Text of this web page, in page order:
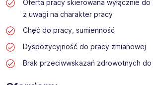
Oferta pracy skierowana wyłącznie do
z uwagi na charakter pracy
Chęć do pracy, sumienność
Dyspozycyjność do pracy zmianowej
Brak przeciwwskazań zdrowotnych